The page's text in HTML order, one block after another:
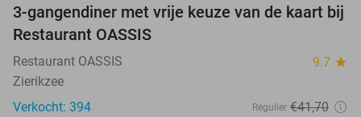
43%
3-gangendiner met vrije keuze van de kaart bij
Restaurant OASSIS
Restaurant OASSIS 9.7 star
Zierikzee
Verkocht: 394
Regulier €41,70